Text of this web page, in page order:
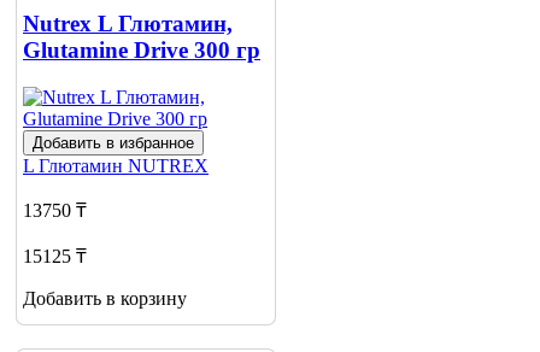
Nutrex L Глютамин,
Glutamine Drive 300 гр
Добавить в избранное
L Глютамин NUTREX
13750 ₸
15125 ₸
Добавить в корзину